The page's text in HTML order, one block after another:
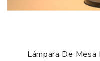
Lámpara De Mesa